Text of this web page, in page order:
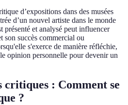
d’expositions dans des musées
d’un nouvel artiste dans le monde
présenté et analysé peut influencer
son succès commercial ou
s'exerce de manière réfléchie,
opinion personnelle pour devenir un
critiques : Comment se
?